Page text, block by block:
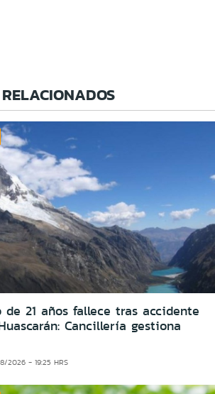
de 21 años fallece tras accidente
Cancillería gestiona
2026 - 19:25 HRS